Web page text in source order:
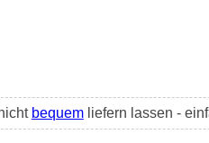
bequemliefern lassen -